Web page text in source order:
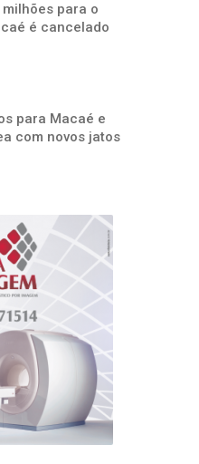
para o
é cancelado
para Macaé e
com novos jatos